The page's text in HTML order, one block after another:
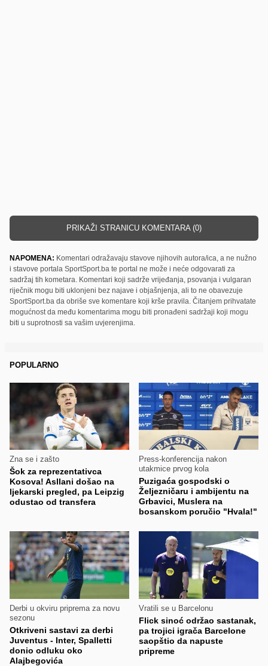
PRIKAŽI STRANICU KOMENTARA (0)
NAPOMENA: Komentari odražavaju stavove njihovih autora/ica, a ne nužno
i stavove portala SportSport.ba te portal ne može i neće odgovarati za
sadržaj tih kometara. Komentari koji sadrže vrijeđanja, psovanja i vulgaran
riječnik mogu biti uklonjeni bez najave i objašnjenja, ali to ne obavezuje
SportSport.ba da obriše sve komentare koji krše pravila. Čitanjem prihvatate
mogućnost da među komentarima mogu biti pronađeni sadržaji koji mogu
biti u suprotnosti sa vašim uvjerenjima.
POPULARNO
Zna se i zašto
Šok za reprezentativca
Kosova! Asllani došao na
ljekarski pregled, pa Leipzig
odustao od transfera
Press-konferencija nakon
utakmice prvog kola
Puzigaća gospodski o
Željezničaru i ambijentu na
Grbavici, Muslera na
bosanskom poručio "Hvala!"
Derbi u okviru priprema za novu
sezonu
Otkriveni sastavi za derbi
Juventus - Inter, Spalletti
donio odluku oko
Alajbegovića
Vratili se u Barcelonu
Flick sinoć održao sastanak,
pa trojici igrača Barcelone
saopštio da napuste
pripreme